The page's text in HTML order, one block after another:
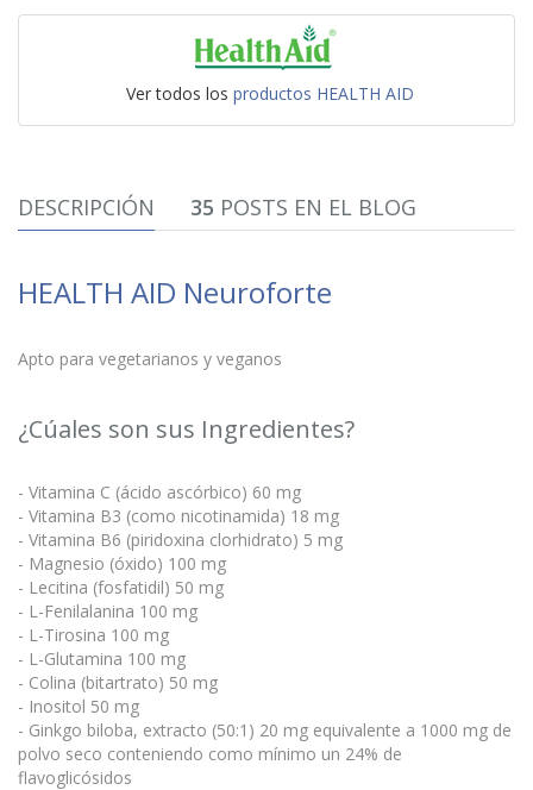
Ver todos los productos HEALTH AID
DESCRIPCIÓN 35 POSTS EN EL BLOG
HEALTH AID Neuroforte
Apto para vegetarianos y veganos
¿Cúales son sus Ingredientes?
- Vitamina C (ácido ascórbico) 60 mg
- Vitamina B3 (como nicotinamida) 18 mg
- Vitamina B6 (piridoxina clorhidrato) 5 mg
- Magnesio (óxido) 100 mg
- Lecitina (fosfatidil) 50 mg
- L-Fenilalanina 100 mg
- L-Tirosina 100 mg
- L-Glutamina 100 mg
- Colina (bitartrato) 50 mg
- Inositol 50 mg
- Ginkgo biloba, extracto (50:1) 20 mg equivalente a 1000 mg de
polvo seco conteniendo como mínimo un 24% de
flavoglicósidos